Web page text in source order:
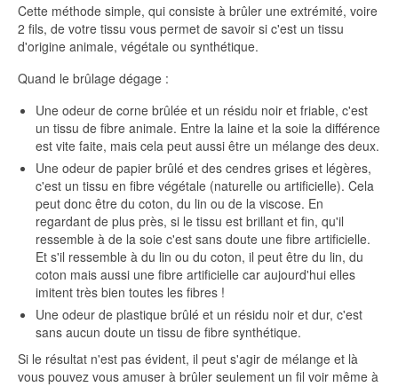
Cette méthode simple, qui consiste à brûler une extrémité, voire
2 fils, de votre tissu vous permet de savoir si c'est un tissu
d'origine animale, végétale ou synthétique.
Quand le brûlage dégage :
Une odeur de corne brûlée et un résidu noir et friable, c'est
un tissu de fibre animale. Entre la laine et la soie la différence
est vite faite, mais cela peut aussi être un mélange des deux.
Une odeur de papier brûlé et des cendres grises et légères,
c'est un tissu en fibre végétale (naturelle ou artificielle). Cela
peut donc être du coton, du lin ou de la viscose. En
regardant de plus près, si le tissu est brillant et fin, qu'il
ressemble à de la soie c'est sans doute une fibre artificielle.
Et s'il ressemble à du lin ou du coton, il peut être du lin, du
coton mais aussi une fibre artificielle car aujourd'hui elles
imitent très bien toutes les fibres !
Une odeur de plastique brûlé et un résidu noir et dur, c'est
sans aucun doute un tissu de fibre synthétique.
Si le résultat n'est pas évident, il peut s'agir de mélange et là
vous pouvez vous amuser à brûler seulement un fil voir même à